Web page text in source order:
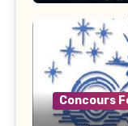
Concours